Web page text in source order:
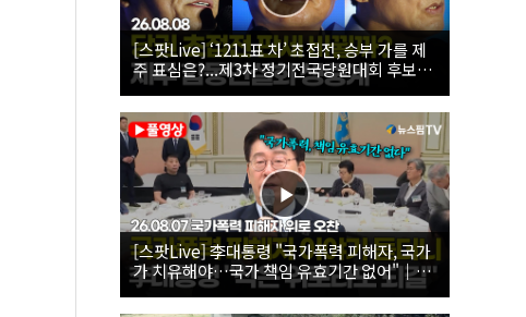
[스팟Live] ‘1211표 차’ 초접전, 승부 가를 제
주 표심은?...제3차 정기전국당원대회 후보자
제주 합동연설회 생중계 | 26.08.08
[스팟Live] 李대통령 "국가폭력 피해자, 국가
가 치유해야…국가 책임 유효기간 없어"｜
26.08.07 국가폭력 피해자 위로 오찬